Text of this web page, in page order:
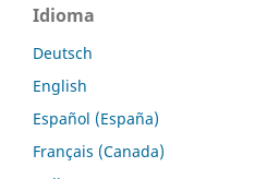
Idioma
Deutsch
English
Español (España)
Français (Canada)